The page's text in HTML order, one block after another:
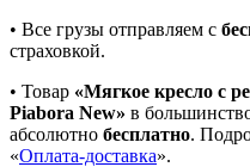
• Все грузы отправляем с
страховкой.
• Товар «Мягкое кресло с
Piabora New» в
абсолютно бесплатно.
«Оплата-доставка».